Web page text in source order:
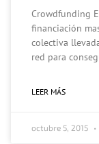
Crowdfunding
financiación
colectiva
red para
LEER MÁS
octubre 5, 2015